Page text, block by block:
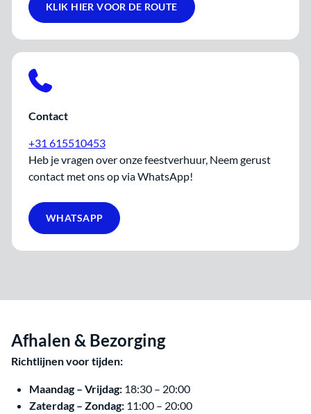
KLIK HIER VOOR DE ROUTE
Contact
+31 615510453
Heb je vragen over onze feestverhuur, Neem gerust
contact met ons op via WhatsApp!
WHATSAPP
Afhalen & Bezorging
Richtlijnen voor tijden:
Maandag – Vrijdag: 18:30 – 20:00
Zaterdag – Zondag: 11:00 – 20:00